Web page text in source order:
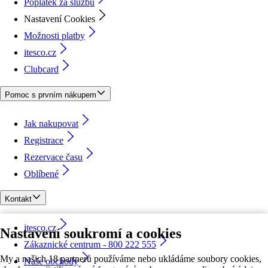
Nastavení soukromí a cookies
My a našich 18 partnerů používáme nebo ukládáme soubory cookies,
Poplatek za službu
Nastavení Cookies
Možnosti platby
itesco.cz
Clubcard
Pomoc s prvním nákupem
Jak nakupovat
Registrace
Rezervace času
Oblíbené
Kontakt
itesco.cz
Zákaznické centrum - 800 222 555
Naše obchody